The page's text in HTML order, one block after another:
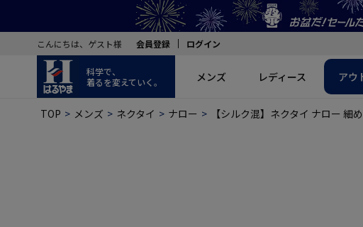
こんにちは、ゲスト様 会員登録 ログイン
科学で、
着るを変えていく。
メンズ レディース アウ
TOP メンズ ネクタイ ナロー 【シルク混】ネクタイ ナロー 細